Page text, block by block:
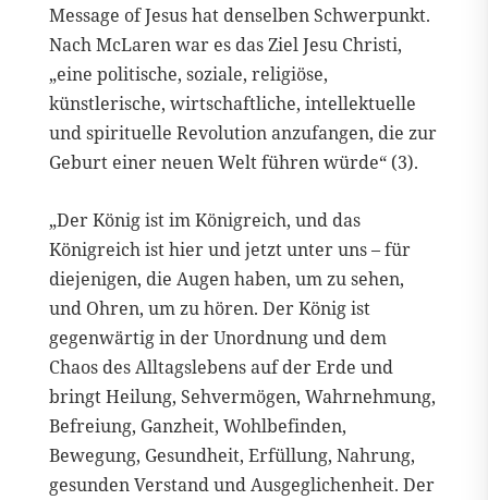
Message of Jesus hat denselben Schwerpunkt.
Nach McLaren war es das Ziel Jesu Christi,
„eine politische, soziale, religiöse,
künstlerische, wirtschaftliche, intellektuelle
und spirituelle Revolution anzufangen, die zur
Geburt einer neuen Welt führen würde“ (3).
„Der König ist im Königreich, und das
Königreich ist hier und jetzt unter uns – für
diejenigen, die Augen haben, um zu sehen,
und Ohren, um zu hören. Der König ist
gegenwärtig in der Unordnung und dem
Chaos des Alltagslebens auf der Erde und
bringt Heilung, Sehvermögen, Wahrnehmung,
Befreiung, Ganzheit, Wohlbefinden,
Bewegung, Gesundheit, Erfüllung, Nahrung,
gesunden Verstand und Ausgeglichenheit. Der